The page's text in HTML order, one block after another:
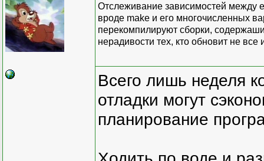
Отслеживание зависимостей между
вроде make и его многочисленных
перекомпилируют сборки,
нерадивости тех, кто обновит не
Всего лишь неделя
отладки могут
планирование